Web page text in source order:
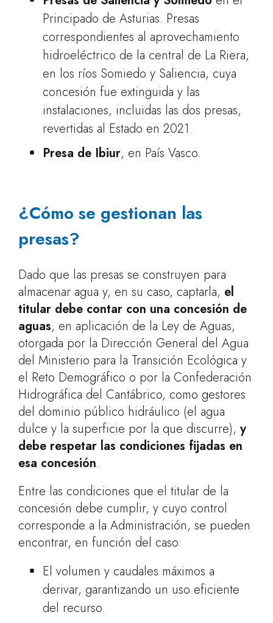
Principado de Asturias. Presas
correspondientes al aprovechamiento
hidroeléctrico de la central de La Riera,
en los ríos Somiedo y Saliencia, cuya
concesión fue extinguida y las
instalaciones, incluidas las dos presas,
revertidas al Estado en 2021.
Presa de Ibiur, en País Vasco.
¿Cómo se gestionan las
presas?
Dado que las presas se construyen para
almacenar agua y, en su caso, captarla, el
titular debe contar con una concesión de
aguas, en aplicación de la Ley de Aguas,
otorgada por la Dirección General del Agua
del Ministerio para la Transición Ecológica y
el Reto Demográfico o por la Confederación
Hidrográfica del Cantábrico, como gestores
del dominio público hidráulico (el agua
dulce y la superficie por la que discurre), y
debe respetar las condiciones fijadas en
esa concesión.
Entre las condiciones que el titular de la
concesión debe cumplir, y cuyo control
corresponde a la Administración, se pueden
encontrar, en función del caso:
El volumen y caudales máximos a
derivar, garantizando un uso eficiente
del recurso.